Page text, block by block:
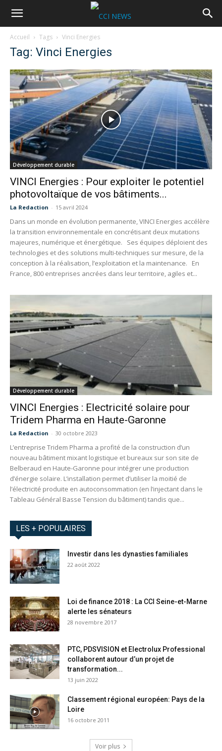
Accueil Tags Vinci Energies
Tag: Vinci Energies
Développement durable
VINCI Energies : Pour exploiter le potentiel
photovoltaïque de vos bâtiments...
La Redaction - 15 avril 2024
Dans un monde en évolution permanente, VINCI Energies accélère
la transition environnementale en concrétisant deux mutations
majeures, numérique et énergétique. Ses équipes déploient des
technologies et des solutions multi-techniques sur mesure, de la
conception à la réalisation, l’exploitation et la maintenance. En
France, 800 entreprises ancrées dans leur territoire, agiles et...
Développement durable
VINCI Energies : Electricité solaire pour
Tridem Pharma en Haute-Garonne
La Redaction - 30 octobre 2023
L’entreprise Tridem Pharma a profité de la construction d’un
nouveau bâtiment mixant logistique et bureaux sur son site de
Belberaud en Haute-Garonne pour intégrer une production
d’énergie solaire. L’installation permet d’utiliser la moitié de
l’électricité produite en autoconsommation (en l’injectant dans le
Tableau Général Basse Tension du bâtiment) tandis que...
LES + POPULAIRES
Investir dans les dynasties familiales
22 août 2022
Loi de finance 2018 : La CCI Seine-et-Marne
alerte les sénateurs
28 novembre 2017
PTC, PDSVISION et Electrolux Professional
collaborent autour d’un projet de
transformation...
13 juin 2022
Classement régional européen: Pays de la
Loire
16 octobre 2011
Voir plus